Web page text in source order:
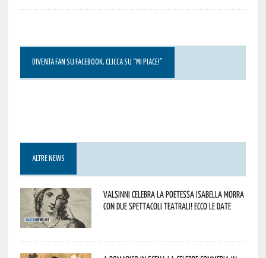
DIVENTA FAN SU FACEBOOK, CLICCA SU “MI PIACE!”
ALTRE NEWS
Valsinni celebra la poetessa Isabella Morra
con due spettacoli teatrali! Ecco le date